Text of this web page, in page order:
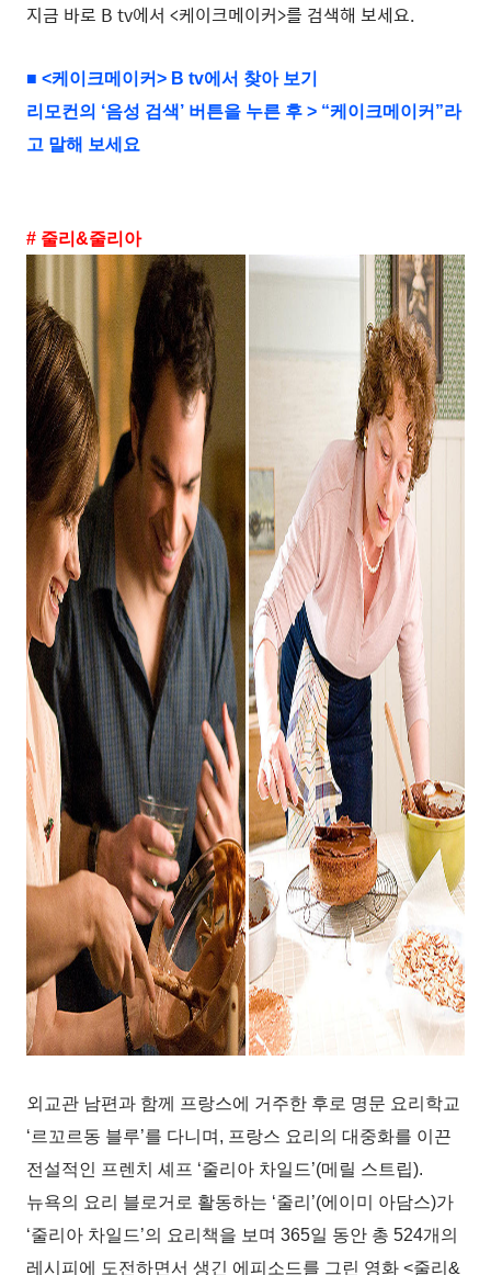
지금 바로 B tv에서 <케이크메이커>를 검색해 보세요.
■ <케이크메이커> B tv에서 찾아 보기
리모컨의 ‘음성 검색’ 버튼을 누른 후 > “케이크메이커”라
고 말해 보세요
# 줄리&줄리아
외교관 남편과 함께 프랑스에 거주한 후로 명문 요리학교
‘르꼬르동 블루’를 다니며, 프랑스 요리의 대중화를 이끈
전설적인 프렌치 셰프 ‘줄리아 차일드’(메릴 스트립).
뉴욕의 요리 블로거로 활동하는 ‘줄리’(에이미 아담스)가
‘줄리아 차일드’의 요리책을 보며 365일 동안 총 524개의
레시피에 도전하면서 생긴 에피소드를 그린 영화 <줄리&